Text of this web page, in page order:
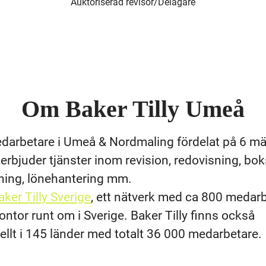
Om Baker Tilly Umeå
i Umeå & Nordmaling fördelat på 6
tjänster inom revision, redovisning,
lönehantering mm.
Tilly Sverige, ett nätverk med ca 800
runt om i Sverige. Baker Tilly finns också
i 145 länder med totalt 36 000 medarbetare.